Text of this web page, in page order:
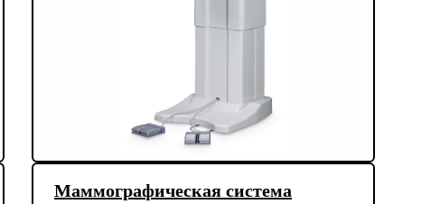
Маммографическая система